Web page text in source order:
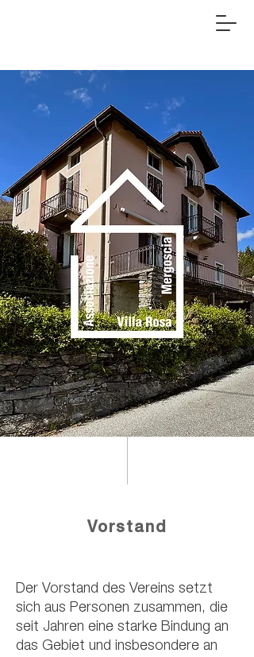
Vorstand
Der Vorstand des Vereins setzt
sich aus Personen zusammen, die
seit Jahren eine starke Bindung an
das Gebiet und insbesondere an